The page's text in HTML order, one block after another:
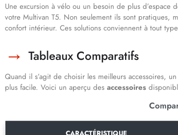
Une excursion à vélo ou un besoin de plus
votre Multivan T5. Non seulement ils sont pratiques,
confort intérieur. Ces solutions conviennent à tout
Tableaux Comparatifs
Quand il s’agit de choisir les meilleurs accessoires,
plus facile. Voici un aperçu des accessoires
CARACTÉRISTIQUE